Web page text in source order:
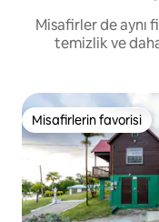
Misafirler de aynı
temizlik ve
Misafirlerin favorisi
Misafirlerin favorisi